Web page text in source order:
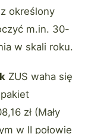
określony
m.in. 30-
w skali roku.
ZUS waha się
zł (Mały
w II połowie